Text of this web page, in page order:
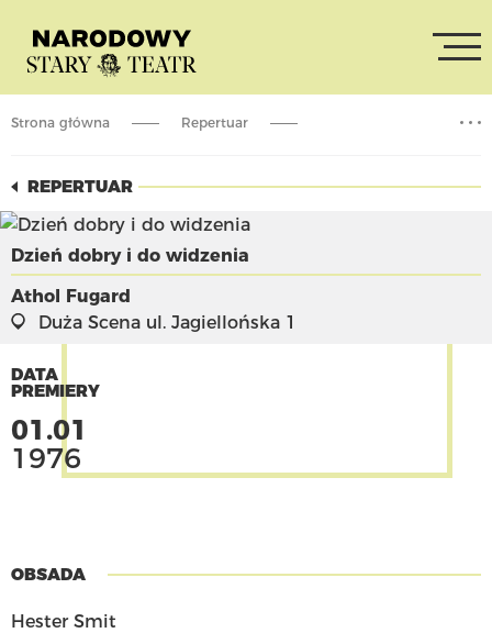
Strona główna
Repertuar
REPERTUAR
Dzień dobry i do widzenia
Athol Fugard
Duża Scena ul. Jagiellońska 1
DATA
PREMIERY
01.01
1976
OBSADA
Hester Smit